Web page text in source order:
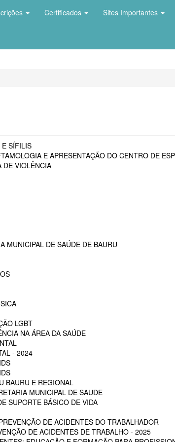
Certificados Sites Importantes
E SÍFILIS
E APRESENTAÇÃO DO CENTRO DE
DE VIOLÊNCIA
MUNICIPAL DE SAÚDE DE BAURU
LGBT
NA ÁREA DA SAÚDE
- 2024
BAURU E REGIONAL
MUNICIPAL DE SAUDE
SUPORTE BÁSICO DE VIDA
DE ACIDENTES DO TRABALHADOR
DE ACIDENTES DE TRABALHO - 2025